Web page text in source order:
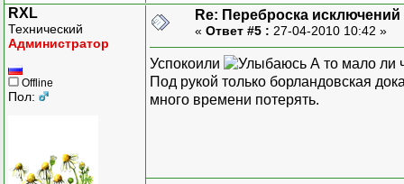
RXL
Технический
Администратор
Offline
Пол:
Re: Переброска исключений
« Ответ #5 : 27-04-2010 10:42 »
Успокоили
А то мало ли
Под рукой только борландовская
много времени потерять.